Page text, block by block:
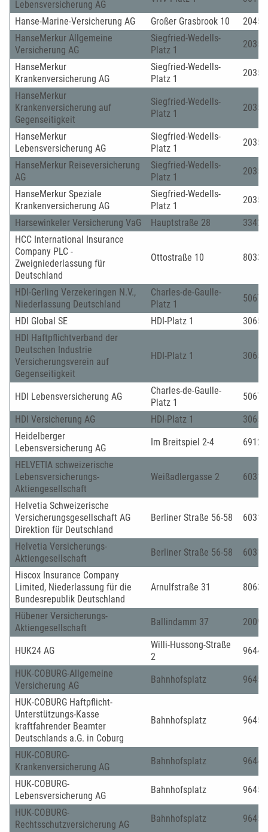
Lebensversicherung AG
Hanse-Marine-Versicherung AG
Großer Grasbrook 10
20457
HanseMerkur Allgemeine
Versicherung AG
Siegfried-Wedells-
Platz 1
20354
HanseMerkur
Krankenversicherung AG
Siegfried-Wedells-
Platz 1
20354
HanseMerkur
Krankenversicherung auf
Gegenseitigkeit
Siegfried-Wedells-
Platz 1
20354
HanseMerkur
Lebensversicherung AG
Siegfried-Wedells-
Platz 1
20354
HanseMerkur Reiseversicherung
AG
Siegfried-Wedells-
Platz 1
20354
HanseMerkur Speziale
Krankenversicherung AG
Siegfried-Wedells-
Platz 1
20354
Harsewinkeler Versicherung VaG
Hauptstraße 28
33428
HCC International Insurance
Company PLC -
Zweigniederlassung für
Deutschland
Ottostraße 10 80333
HDI-Gerling Verzekeringen N.V.,
Niederlassung Deutschland
Charles-de-Gaulle-
Platz 1
50679
HDI Global SE
HDI-Platz 1
30659
HDI Haftpflichtverband der
Deutschen Industrie
Versicherungsverein auf
Gegenseitigkeit
HDI-Platz 1 30659
HDI Lebensversicherung AG
Charles-de-Gaulle-
Platz 1
50679
HDI Versicherung AG
HDI-Platz 1
30659
Heidelberger
Lebensversicherung AG
Im Breitspiel 2-4
69126
HELVETIA schweizerische
Lebensversicherungs-
Aktiengesellschaft
Weißadlergasse 2 60311
Helvetia Schweizerische
Versicherungsgesellschaft AG
Direktion für Deutschland
Berliner Straße 56-58 60311
Helvetia Versicherungs-
Aktiengesellschaft
Berliner Straße 56-58
60311
Hiscox Insurance Company
Limited, Niederlassung für die
Bundesrepublik Deutschland
Arnulfstraße 31 80636
Hübener Versicherungs-
Aktiengesellschaft
Ballindamm 37 20095
HUK24 AG
Willi-Hussong-Straße
2
96442
HUK-COBURG-Allgemeine
Versicherung AG
Bahnhofsplatz
96450
HUK-COBURG Haftpflicht-
Unterstützungs-Kasse
kraftfahrender Beamter
Deutschlands a.G. in Coburg
Bahnhofsplatz 96450
HUK-COBURG-
Krankenversicherung AG
Bahnhofsplatz
96444
HUK-COBURG-
Lebensversicherung AG
Bahnhofsplatz
96450
HUK-COBURG-
Rechtsschutzversicherung AG
Bahnhofsplatz
96450